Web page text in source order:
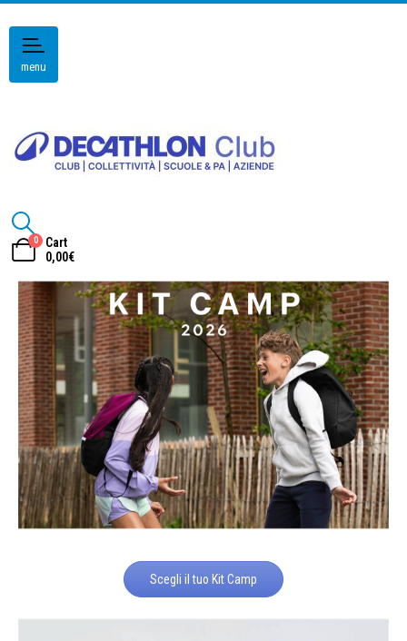
menu
0
Cart
0,00€
Scegli il tuo Kit Camp